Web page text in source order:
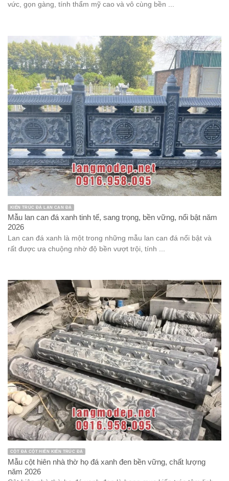
vức, gọn gàng, tính thẩm mỹ cao và vô cùng bền ...
KIẾN TRÚC ĐÁ LAN CAN ĐÁ
Mẫu lan can đá xanh tinh tế, sang trọng, bền vững, nổi bật năm
2026
Lan can đá xanh là một trong những mẫu lan can đá nổi bật và
rất được ưa chuộng nhờ độ bền vượt trội, tính ...
CỘT ĐÁ CỘT HIÊN KIẾN TRÚC ĐÁ
Mẫu cột hiên nhà thờ họ đá xanh đen bền vững, chất lượng
năm 2026